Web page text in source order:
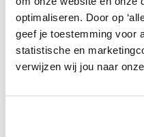
optimaliseren. Door op
geef je toestemming voor
statistische en
verwijzen wij jou naar